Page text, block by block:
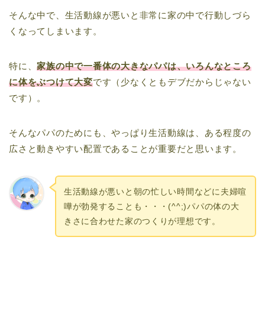
そんな中で、生活動線が悪いと非常に家の中で行動しづら
くなってしまいます。
特に、家族の中で一番体の大きなパパは、いろんなところ
に体をぶつけて大変です（少なくともデブだからじゃない
です）。
そんなパパのためにも、やっぱり生活動線は、ある程度の
広さと動きやすい配置であることが重要だと思います。
生活動線が悪いと朝の忙しい時間などに夫婦喧
嘩が勃発することも・・・(^^;)パパの体の大
きさに合わせた家のつくりが理想です。